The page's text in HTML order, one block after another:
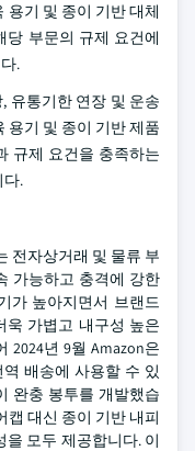
용기 및 종이 기반 대체
부문의 규제 요건에
.
유통기한 연장 및 운송
용기 및 종이 기반 제품
규제 요건을 충족하는
다.
전자상거래 및 물류 부
가능하고 충격에 강한
가 높아지면서 브랜드
가볍고 내구성 높은
2024년 9월 Amazon은
배송에 사용할 수 있
완충 봉투를 개발했습
캡 대신 종이 기반 내피
모두 제공합니다. 이